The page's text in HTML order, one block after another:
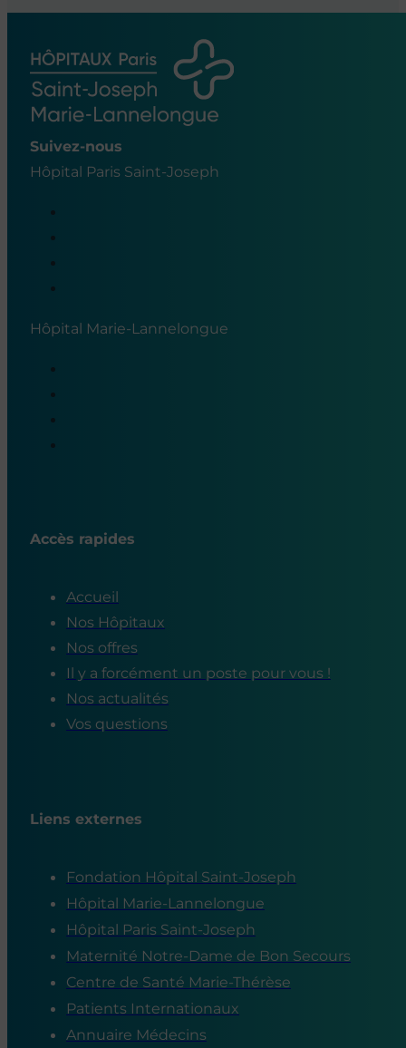
Suivez-nous
Hôpital Paris Saint-Joseph
Hôpital Marie-Lannelongue
Accès rapides
Accueil
Nos Hôpitaux
Nos offres
Il y a forcément un poste pour vous !
Nos actualités
Vos questions
Liens externes
Fondation Hôpital Saint-Joseph
Hôpital Marie-Lannelongue
Hôpital Paris Saint-Joseph
Maternité Notre-Dame de Bon Secours
Centre de Santé Marie-Thérèse
Patients Internationaux
Annuaire Médecins